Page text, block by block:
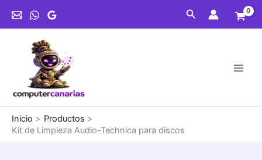
Buscar
Inicio
Productos
Kit de Limpieza Audio-Technica para discos